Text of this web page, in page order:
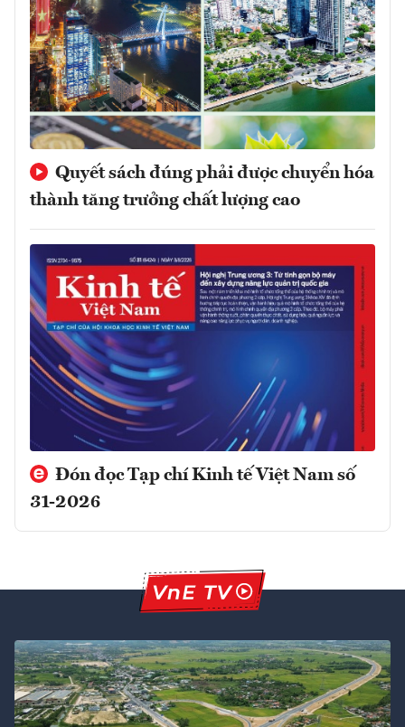
Quyết sách đúng phải được chuyển hóa
thành tăng trưởng chất lượng cao
Đón đọc Tạp chí Kinh tế Việt Nam số
31-2026